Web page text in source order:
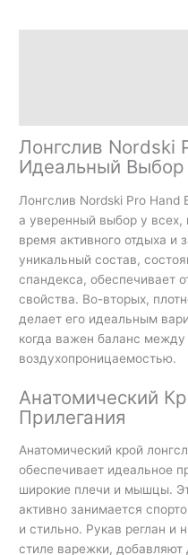
Лонгслив Nordski
Идеальный Выбор
Лонгслив Nordski Pro
а уверенный выбор у всех,
время активного отдыха и
уникальный состав,
спандекса, обеспечивает
свойства. Во-вторых,
делает его идеальным
когда важен баланс между
воздухопроницаемостью.
Анатомический
Прилегания
Анатомический крой
обеспечивает идеальное
широкие плечи и мышцы.
активно занимается
и стильно. Рукав реглан и
стиле варежки, добавляют